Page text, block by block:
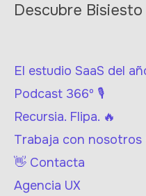
Descubre Bisiesto
El estudio SaaS del
Podcast 366º 🎙
Recursia. Flipa. 🔥
Trabaja con nosotros
👋 Contacta
Agencia UX